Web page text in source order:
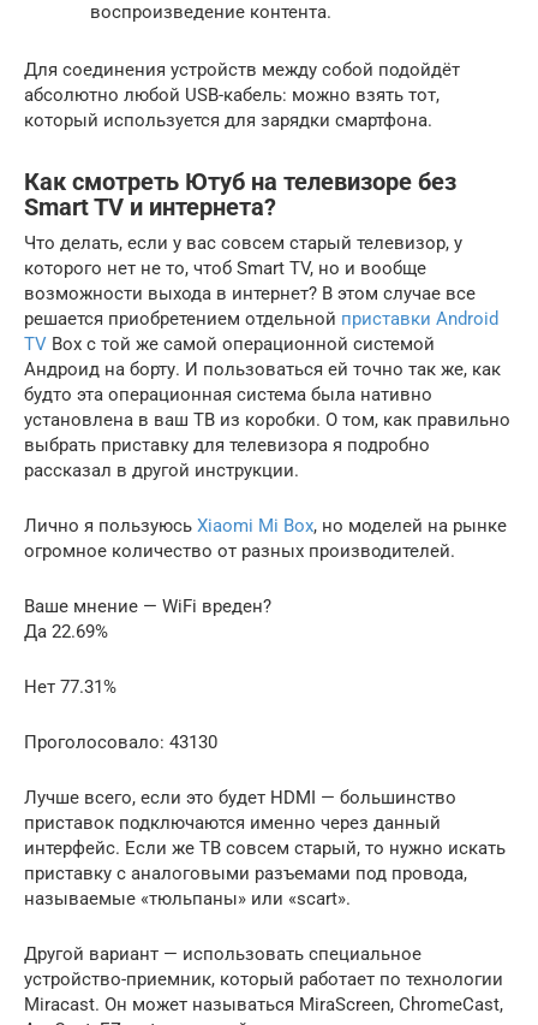
воспроизведение контента.
Для соединения устройств между собой подойдёт
абсолютно любой USB-кабель: можно взять тот,
который используется для зарядки смартфона.
Как смотреть Ютуб на телевизоре без
Smart TV и интернета?
Что делать, если у вас совсем старый телевизор, у
которого нет не то, чтоб Smart TV, но и вообще
возможности выхода в интернет? В этом случае все
решается приобретением отдельной приставки Android
TV Box с той же самой операционной системой
Андроид на борту. И пользоваться ей точно так же, как
будто эта операционная система была нативно
установлена в ваш ТВ из коробки. О том, как правильно
выбрать приставку для телевизора я подробно
рассказал в другой инструкции.
Лично я пользуюсь Xiaomi Mi Box, но моделей на рынке
огромное количество от разных производителей.
Ваше мнение — WiFi вреден?
Да 22.69%
Нет 77.31%
Проголосовало: 43130
Лучше всего, если это будет HDMI — большинство
приставок подключаются именно через данный
интерфейс. Если же ТВ совсем старый, то нужно искать
приставку с аналоговыми разъемами под провода,
называемые «тюльпаны» или «scart».
Другой вариант — использовать специальное
устройство-приемник, который работает по технологии
Miracast. Он может называться MiraScreen, ChromeCast,